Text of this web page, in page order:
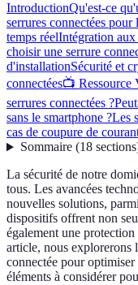
IntroductionQu'est-ce
serrures connectées pour
temps réelIntégration aux
choisir une serrure
d'installationSécurité et
connectées📺 Ressource
serrures connectées ?
sans le smartphone ?Les
cas de coupure de
Sommaire(18 sections
La sécurité de notre
tous. Les avancées
nouvelles solutions,
dispositifs offrent non
également une
article, nous explorerons
connectée pour
éléments à considérer